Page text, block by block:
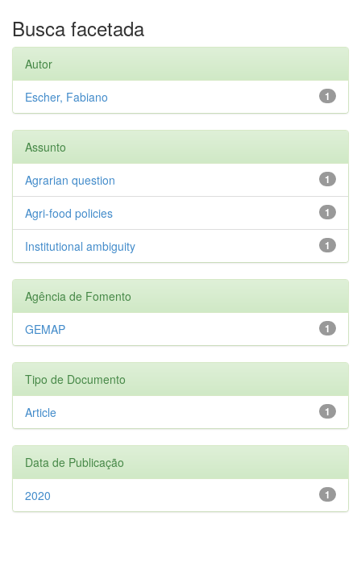
Busca facetada
Autor
1
Escher, Fabiano
Assunto
1
Agrarian question
1
Agri-food policies
1
Institutional ambiguity
Agência de Fomento
1
GEMAP
Tipo de Documento
1
Article
Data de Publicação
1
2020